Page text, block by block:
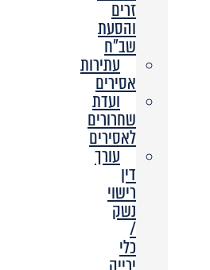
זרים
והסעת
שב”ח
עתירות
אסירים
ועדת
שחרורים
לאסירים
עורך
דין
רישוי
נשק
/
כלי